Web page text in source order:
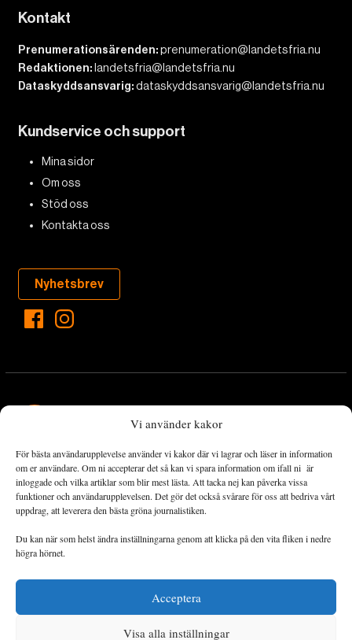
Vi använder kakor
För bästa användarupplevelse använder vi kakor där vi lagrar och läser in information
om er användare. Om ni accepterar det så kan vi spara information om ifall ni är
inloggade och vilka artiklar som blir mest lästa. Att tacka nej kan påverka vissa
funktioner och användarupplevelsen. Det gör det också svårare för oss att bedriva vårt
uppdrag, att leverera den bästa gröna journalistiken.
Du kan när som helst ändra inställningarna genom att klicka på den vita fliken i nedre
högra hörnet.
Acceptera
Visa alla inställningar
Kontakt
Prenumerationsärenden:prenumeration@landetsfria.nu
Redaktionen: landetsfria@landetsfria.nu
Dataskyddsansvarig:dataskyddsansvarig@landetsfria.nu
Kundservice och support
Mina sidor
Om oss
Stöd oss
Kontakta oss
Nyhetsbrev
Landets Fria Tidning är en nyhetstidning med bred bevakning av
det viktigaste som händer lokalt och globalt och med fokus på
omställningsrörelsen. En omställning till ett hållbart samhälle går
både via starka och lika rättigheter för alla människor, minskade
ekonomiska och sociala klyftor, samt utrymme för allt levande att
utvecklas och frodas.